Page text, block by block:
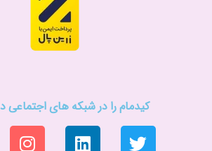
کیدمام را در شبکه های اجتماعی
T
L
I